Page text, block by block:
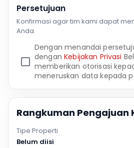
Persetujuan
Konfirmasi agar tim kami dapat
Anda.
Dengan menandai
denganKebijakan Privasi
memberikan otorisasi
meneruskan data kepada
Rangkuman Pengajuan
Tipe Properti
Belum diisi